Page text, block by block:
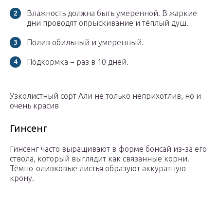
Влажность должна быть умеренной. В жаркие
дни проводят опрыскивание и тёплый душ.
Полив обильный и умеренный.
Подкормка − раз в 10 дней.
Узколистный сорт Али не только неприхотлив, но и
очень красив
Гинсенг
Гинсенг часто выращивают в форме бонсай из-за его
ствола, который выглядит как связанные корни.
Тёмно-оливковые листья образуют аккуратную
крону.